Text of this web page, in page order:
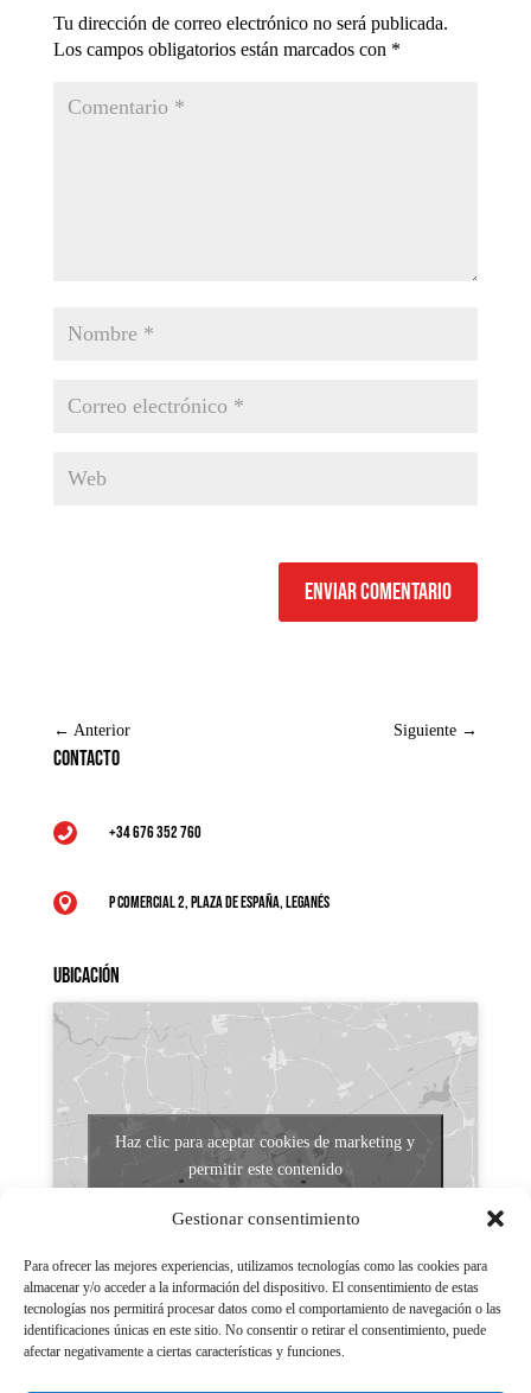
Gestionar consentimiento
Para ofrecer las mejores experiencias, utilizamos tecnologías como las cookies para
almacenar y/o acceder a la información del dispositivo. El consentimiento de estas
tecnologías nos permitirá procesar datos como el comportamiento de navegación o las
identificaciones únicas en este sitio. No consentir o retirar el consentimiento, puede
afectar negativamente a ciertas características y funciones.
Tu dirección de correo electrónico no será publicada.
Los campos obligatorios están marcados con *
Enviar comentario
← Anterior Siguiente →
Contacto
 +34 676 352 760
 P Comercial 2, Plaza de España, Leganés
Ubicación
Haz clic para aceptar cookies de marketing y
permitir este contenido
Aviso legal